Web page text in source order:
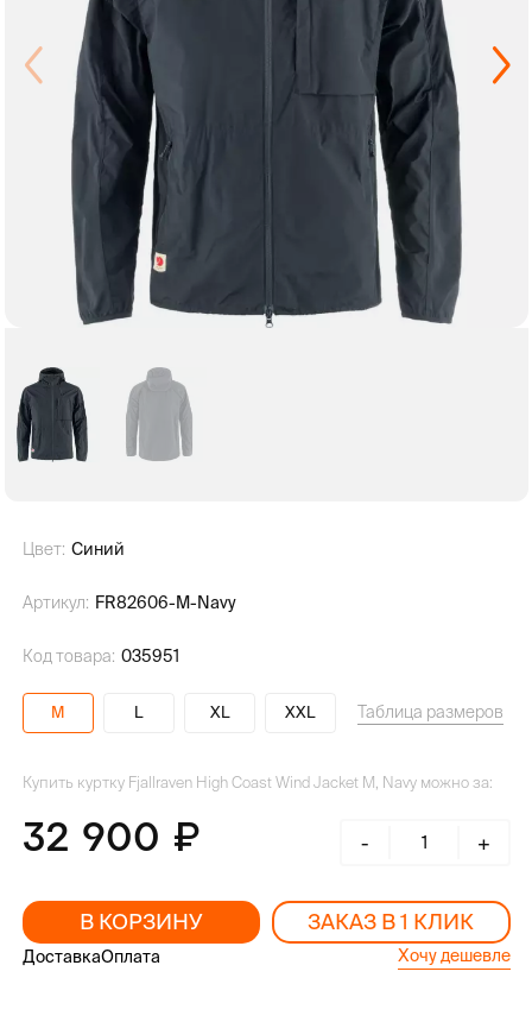
Цвет: Синий
Артикул: FR82606-M-Navy
Код товара: 035951
M L XL XXL Таблица размеров
Купить куртку Fjallraven High Coast Wind Jacket M, Navy можно за:
32 900 - +
В КОРЗИНУ ЗАКАЗ В 1 КЛИК
ДоставкаОплата Хочу дешевле